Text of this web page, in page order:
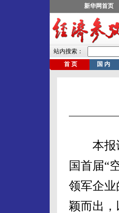
本报讯
国首届“
领军企业
颖而出